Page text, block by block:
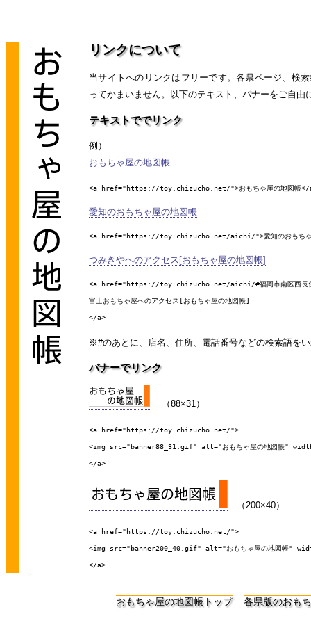
リンクについて
当サイトへのリンクはフリーです。各県ページ、検
ってかまいません。以下のテキスト、バナーをご自由
テキストででリンク
例）
おもちゃ屋の地図帳
<a href="https://toy.chizucho.net/">おもちゃ屋の地図帳</
愛知のおもちゃ屋の地図帳
<a href="https://toy.chizucho.net/aichi/">愛知のおもちゃ
つみきやへのアクセス[おもちゃ屋の地図帳]
<a href="https://toy.chizucho.net/aichi/#福岡市南区西長
富士おもちゃ屋へのアクセス[おもちゃ屋の地図帳]
</a>
※#のあとに、店名、住所、電話番号などの検索語を
バナーでリンク
（88×31）
<a href="https://toy.chizucho.net/">
<img src="banner88_31.gif" alt="おもちゃ屋の地図帳"
</a>
（200×40）
<a href="https://toy.chizucho.net/">
<img src="banner200_40.gif" alt="おもちゃ屋の地図帳"
</a>
おもちゃ屋の地図帳トップ 各県版のおも